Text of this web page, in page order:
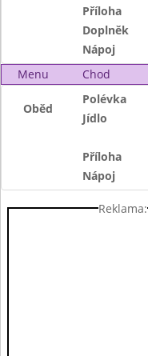
Příloha
Doplněk
Nápoj
Menu
Chod
Oběd
Polévka
Jídlo
Příloha
Nápoj
Reklama: